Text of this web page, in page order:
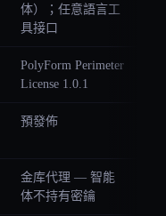
体）；任意語言工
具接口
PolyForm Perimeter
License 1.0.1
預發佈
金库代理 — 智能
体不持有密鑰